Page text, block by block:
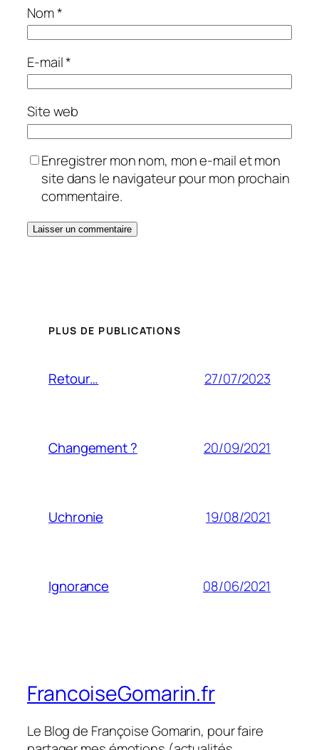
Nom*
E-mail*
Site web
Enregistrer mon nom, mon e-mail et mon
site dans le navigateur pour mon prochain
commentaire.
PLUS DE PUBLICATIONS
Retour… 27/07/2023
Changement ? 20/09/2021
Uchronie 19/08/2021
Ignorance 08/06/2021
FrancoiseGomarin.fr
Le Blog de Françoise Gomarin, pour faire